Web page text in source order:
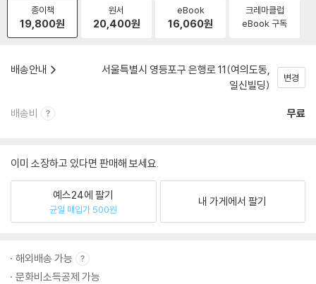
종이책
19,800원
원서
20,400원
eBook
16,060원
크레마클럽
eBook 구독
배송안내
서울특별시 영등포구 은행로 11(여의도동,
일신빌딩)
변경
배송비 무료
이미 소장하고 있다면 판매해 보세요.
예스24에 팔기
균일 매입가 500원
내 가게에서 팔기
해외배송 가능
문화비소득공제 가능